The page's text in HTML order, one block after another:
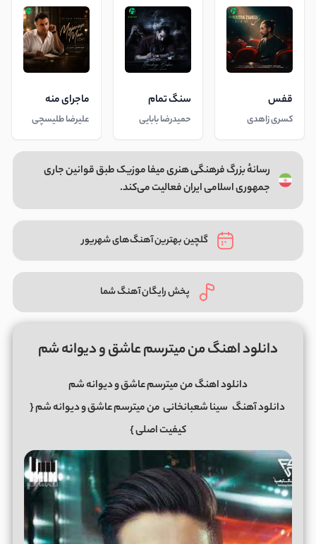
قفس
کسری زاهدی
سنگ تمام
حمیدرضا بابایی
ماجرای منه
علیرضا طلیسچی
رسانهٔ بزرگ فرهنگی هنری میفا موزیک طبق قوانین جاری
جمهوری اسلامی ایران فعالیت می‌کند.
گلچین بهترین آهنگ‌های شهریور
پخش رایگان آهنگ شما
دانلود اهنگ من میترسم عاشق و دیوانه شم
دانلود اهنگ من میترسم عاشق و دیوانه شم
دانلود آهنگ سینا شعبانخانی من میترسم عاشق و دیوانه شم{
کیفیت اصلی }